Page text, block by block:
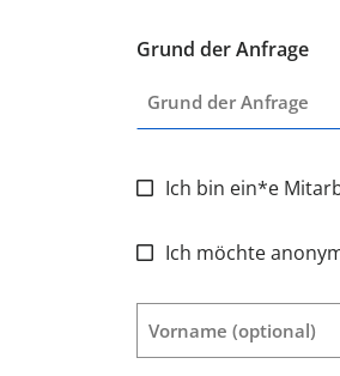
Grund der Anfrage
Ich bin ein*e
Ich möchte
Vorname (optional)